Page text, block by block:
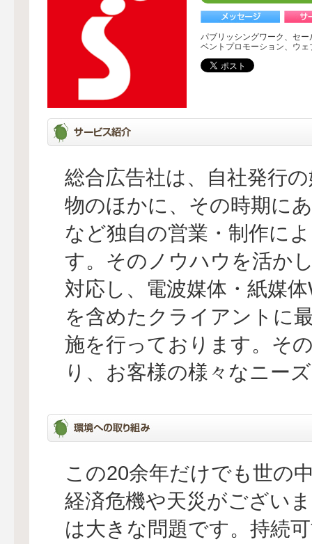
パブリッシングワーク、セ
ベントプロモーション、ウ
総合広告社は、自社発行
物のほかに、その時期に
など独自の営業・制作に
す。そのノウハウを活か
対応し、電波媒体・紙媒
を含めたクライアントに
施を行っております。そ
り、お客様の様々なニー
この20余年だけでも世の
経済危機や天災がござい
は大きな問題です。持続